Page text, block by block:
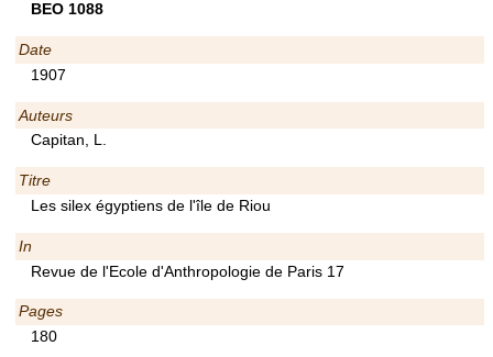
BEO 1088
Date
1907
Auteurs
Capitan, L.
Titre
Les silex égyptiens de l'île de Riou
In
Revue de l'Ecole d'Anthropologie de Paris 17
Pages
180